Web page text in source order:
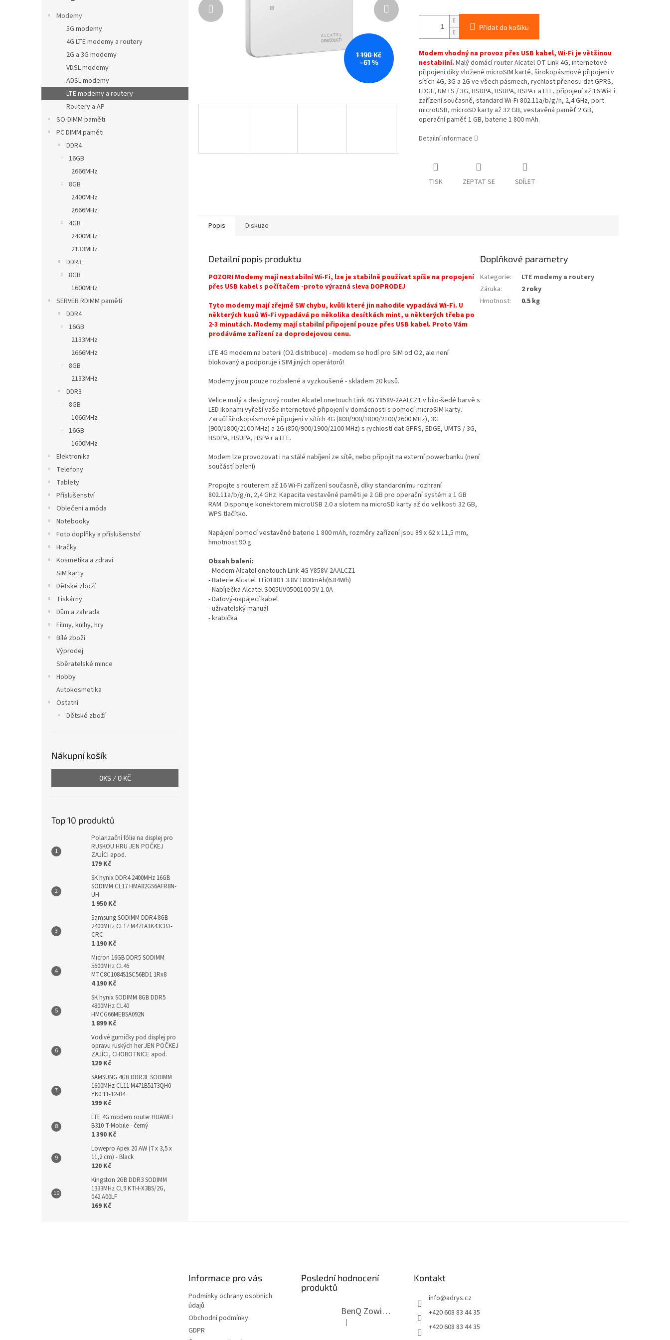
Modemy
5G modemy
4G LTE modemy a routery
2G a 3G modemy
VDSL modemy
ADSL modemy
LTE modemy a routery
Routery a AP
SO-DIMM paměti
PC DIMM paměti
DDR4
16GB
2666MHz
8GB
2400MHz
2666MHz
4GB
2400MHz
2133MHz
DDR3
8GB
1600MHz
SERVER RDIMM paměti
DDR4
16GB
2133MHz
2666MHz
8GB
2133MHz
DDR3
8GB
1066MHz
16GB
1600MHz
Elektronika
Telefony
Tablety
Příslušenství
Oblečení a móda
Notebooky
Foto doplňky a příslušenství
Hračky
Kosmetika a zdraví
SIM karty
Dětské zboží
Tiskárny
Dům a zahrada
Filmy, knihy, hry
Bílé zboží
Výprodej
Sběratelské mince
Hobby
Autokosmetika
Ostatní
Dětské zboží
Nákupní košík
0KS / 0 KČ
Top 10 produktů
Polarizační fólie na displej pro
RUSKOU HRU JEN POČKEJ
ZAJÍCI apod.
179 Kč
SK hynix DDR4 2400MHz 16GB
SODIMM CL17 HMA82GS6AFR8N-
UH
1 950 Kč
Samsung SODIMM DDR4 8GB
2400MHz CL17 M471A1K43CB1-
CRC
1 190 Kč
Micron 16GB DDR5 SODIMM
5600MHz CL46
MTC8C1084S1SC56BD1 1Rx8
4 190 Kč
SK hynix SODIMM 8GB DDR5
4800MHz CL40
HMCG66MEBSA092N
1 899 Kč
Vodivé gumičky pod displej pro
opravu ruských her JEN POČKEJ
ZAJÍCI, CHOBOTNICE apod.
129 Kč
SAMSUNG 4GB DDR3L SODIMM
1600MHz CL11 M471B5173QH0-
YK0 11-12-B4
199 Kč
LTE 4G modem router HUAWEI
B310 T-Mobile - černý
1 390 Kč
Lowepro Apex 20 AW (7 x 3,5 x
11,2 cm) - Black
120 Kč
Kingston 2GB DDR3 SODIMM
1333MHz CL9 KTH-X3BS/2G,
042.A00LF
169 Kč
1 190 Kč
–61 %
Přidat do košíku
Modem vhodný na provoz přes USB kabel, Wi-Fi je většinou
nestabilní. Malý domácí router Alcatel OT Link 4G, internetové
připojení díky vložené microSIM kartě, širokopásmové připojení v
sítích 4G, 3G a 2G ve všech pásmech, rychlost přenosu dat GPRS,
EDGE, UMTS / 3G, HSDPA, HSUPA, HSPA+ a LTE, připojení až 16 Wi-Fi
zařízení současně, standard Wi-Fi 802.11a/b/g/n, 2,4 GHz, port
microUSB, microSD karty až 32 GB, vestavěná paměť 2 GB,
operační paměť 1 GB, baterie 1 800 mAh.
Detailní informace
TISK ZEPTAT SE SDÍLET
Popis Diskuze
Detailní popis produktu
POZOR! Modemy mají nestabilní Wi-Fi, lze je stabilně používat spíše na propojení
přes USB kabel s počítačem -proto výrazná sleva DOPRODEJ
Tyto modemy mají zřejmě SW chybu, kvůli které jin nahodile vypadává Wi-Fi. U
některých kusů Wi-Fi vypadává po několika desítkách mint, u některých třeba po
2-3 minutách. Modemy mají stabilní připojení pouze přes USB kabel. Proto Vám
prodáváme zařízení za doprodejovou cenu.
LTE 4G modem na baterii (O2 distribuce) - modem se hodí pro SIM od O2, ale není
blokovaný a podporuje i SIM jiných operátorů!
Modemy jsou pouze rozbalené a vyzkoušené - skladem 20 kusů.
Velice malý a designový router Alcatel onetouch Link 4G Y858V-2AALCZ1 v bílo-šedé barvě s
LED ikonami vyřeší vaše internetové připojení v domácnosti s pomocí microSIM karty.
Zaručí širokopásmové připojení v sítích 4G (800/900/1800/2100/2600 MHz), 3G
(900/1800/2100 MHz) a 2G (850/900/1900/2100 MHz) s rychlostí dat GPRS, EDGE, UMTS / 3G,
HSDPA, HSUPA, HSPA+ a LTE.
Modem lze provozovat i na stálé nabíjení ze sítě, nebo připojit na externí powerbanku (není
součástí balení)
Propojte s routerem až 16 Wi-Fi zařízení současně, díky standardnímu rozhraní
802.11a/b/g/n, 2,4 GHz. Kapacita vestavěné paměti je 2 GB pro operační systém a 1 GB
RAM. Disponuje konektorem microUSB 2.0 a slotem na microSD karty až do velikosti 32 GB,
WPS tlačítko.
Napájení pomocí vestavěné baterie 1 800 mAh, rozměry zařízení jsou 89 x 62 x 11,5 mm,
hmotnost 90 g.
Obsah balení:
- Modem Alcatel onetouch Link 4G Y858V-2AALCZ1
- Baterie Alcatel TLi018D1 3.8V 1800mAh(6.84Wh)
- Nabíječka Alcatel S005UV0500100 5V 1.0A
- Datový-napájecí kabel
- uživatelský manuál
- krabička
Doplňkové parametry
Kategorie:
LTE modemy a routery
Záruka:
2 roky
Hmotnost: 0.5 kg
Informace pro vás
Podmínky ochrany osobních
údajů
Obchodní podmínky
GDPR
Poslední hodnocení
produktů
BenQ Zowie RL2755T černý
Hodnocení produktu je 5 z 5 hvězdiček.
|
Kontakt
info@adrys.cz
+420 608 83 44 35
+420 608 83 44 35